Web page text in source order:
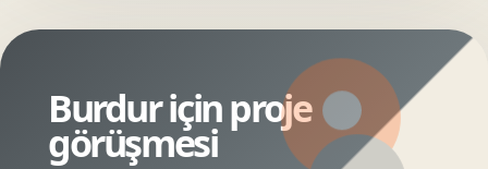
Burdur için proje
görüşmesi